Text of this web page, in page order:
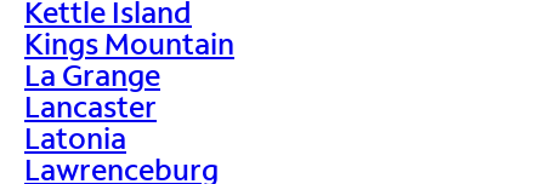
Kettle Island
Kings Mountain
La Grange
Lancaster
Latonia
Lawrenceburg